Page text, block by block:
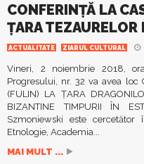
CONFERINȚĂ LA
ȚARA
ACTUALITATE ZIARUL CULTURAL
Vineri, 2 noiembrie 2018,
Progresului, nr. 32 va avea loc
(FULIN) LA ȚARA
BIZANTINE TIMPURII ÎN
Szmoniewski este
Etnologie, Academia...
MAI MULT ...